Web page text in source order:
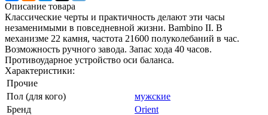
Описание товара
Классические черты и практичность делают эти часы
незаменимыми в повседневной жизни. Bambino II. В
механизме 22 камня, частота 21600 полуколебаний в час.
Возможность ручного завода. Запас хода 40 часов.
Противоударное устройство оси баланса.
Характеристики:
Прочие
Пол (для кого)
мужские
Бренд
Orient